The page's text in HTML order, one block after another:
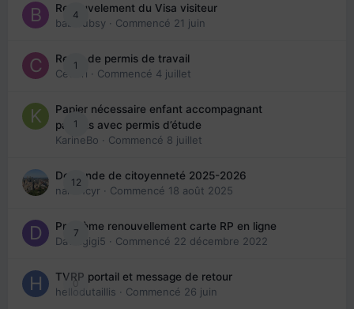
4
Renouvelement du Visa visiteur
babibubsy · Commencé 21 juin
1
Refus de permis de travail
Cedbri · Commencé 4 juillet
1
Papier nécessaire enfant accompagnant
parents avec permis d’étude
KarineBo · Commencé 8 juillet
12
Demande de citoyenneté 2025-2026
nanancyr · Commencé 18 août 2025
7
Problème renouvellement carte RP en ligne
Davidgigi5 · Commencé 22 décembre 2022
0
TVRP portail et message de retour
hellodutaillis · Commencé 26 juin